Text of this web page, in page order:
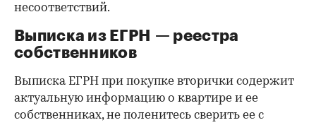
несоответствий.
Выписка из ЕГРН — реестра
собственников
Выписка ЕГРН при покупке вторички содержит
актуальную информацию о квартире и ее
собственниках, не поленитесь сверить ее с